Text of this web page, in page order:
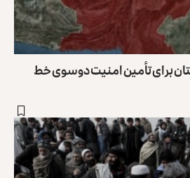
برای تأمین امنیت دو‌سوی خط